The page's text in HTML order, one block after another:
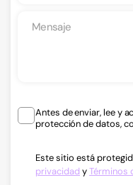
Antes de enviar, lee y
protección de datos,
Este sitio está
privacidad yTérminos